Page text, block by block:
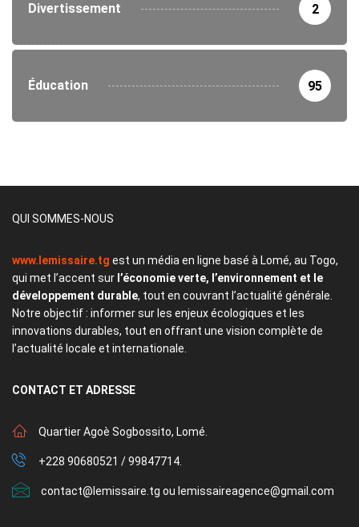
Divertissement 2
Éducation 95
QUI SOMMES-NOUS
www.lemissaire.tg est un média en ligne basé à Lomé, au Togo,
qui met l’accent sur l’économie verte, l’environnement et le
développement durable, tout en couvrant l’actualité générale.
Notre objectif : informer sur les enjeux écologiques et les
innovations durables, tout en offrant une vision complète de
l’actualité locale et internationale.
CONTACT ET ADRESSE
Quartier Agoè Sogbossito, Lomé.
+228 90680521 / 99847714.
contact@lemissaire.tg ou lemissaireagence@gmail.com